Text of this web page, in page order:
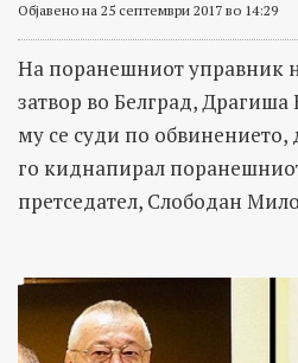
Објавено на 25 септември 2017 во 14:29
На поранешниот управник
затвор во Белград,
му се суди по обвинението,
го киднапирал
претседател, Слободан